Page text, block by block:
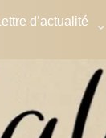
Lettre d’actualité